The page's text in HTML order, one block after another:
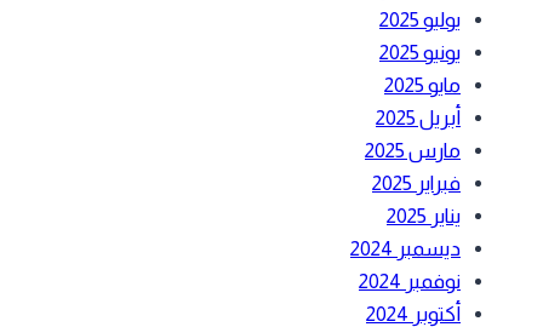
يوليو 2025
يونيو 2025
مايو 2025
أبريل 2025
مارس 2025
فبراير 2025
يناير 2025
ديسمبر 2024
نوفمبر 2024
أكتوبر 2024